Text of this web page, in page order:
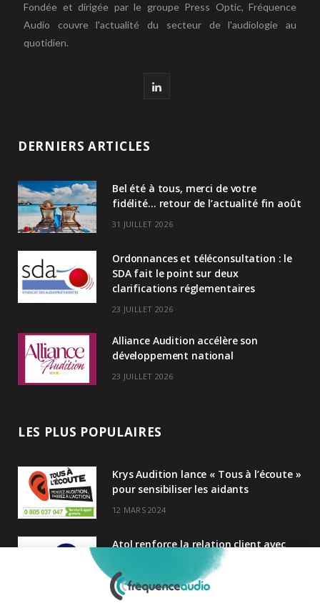
Fondée et dirigée par le groupe Press Optic, Fréquence
Audio couvre l'actualité du secteur de l'audiologie au
quotidien.
L
e
n
DERNIERS ARTICLES
Bel été à tous, merci de votre
fidélité… retour de l’actualité fin août
31 JUILLET 2026
Ordonnances et téléconsultation : le
SDA fait le point sur deux
clarifications réglementaires
23 JUILLET 2026
Alliance Audition accélère son
développement national
23 JUILLET 2026
LES PLUS POPULAIRES
Krys Audition lance « Tous à l’écoute »
pour sensibiliser les aidants
12 MARS 2024
Atol renforce la relation client avec
une nouvelle campagne axée sur la
satisfaction
25 FÉVRIER 2025